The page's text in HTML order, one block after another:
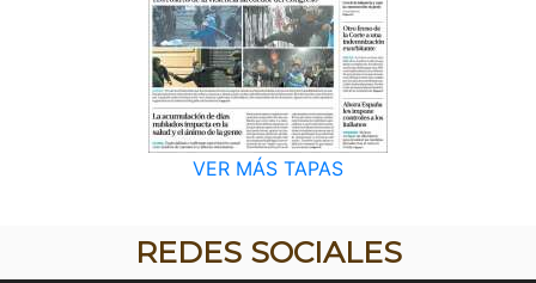
VER MÁS TAPAS
REDES SOCIALES